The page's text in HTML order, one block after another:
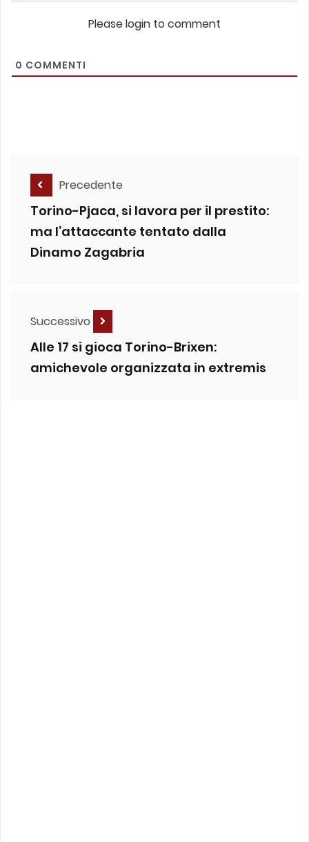
Please login to comment
0 COMMENTI
Precedente
Torino-Pjaca, si lavora per il prestito:
ma l’attaccante tentato dalla
Dinamo Zagabria
Successivo
Alle 17 si gioca Torino-Brixen:
amichevole organizzata in extremis